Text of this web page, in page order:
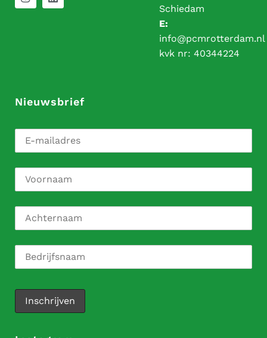
Schiedam
E:
info@pcmrotterdam.nl
kvk nr: 40344224
Nieuwsbrief